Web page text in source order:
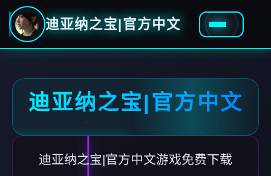
迪亚纳之宝|官方中文
迪亚纳之宝|官方中文
迪亚纳之宝|官方中文游戏免费下载